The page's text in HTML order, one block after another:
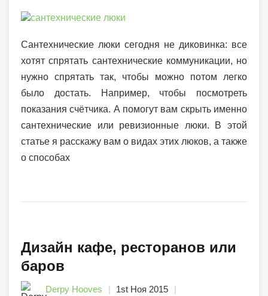
Сантехнические люки сегодня не диковинка: все
хотят спрятать сантехнические коммуникации, но
нужно спрятать так, чтобы можно потом легко
было достать. Например, чтобы посмотреть
показания счётчика. А помогут вам скрыть именно
сантехнические или ревизионные люки. В этой
статье я расскажу вам о видах этих люков, а также
о способах
Дизайн кафе, ресторанов или
баров
Derpy Hooves
1st Ноя 2015